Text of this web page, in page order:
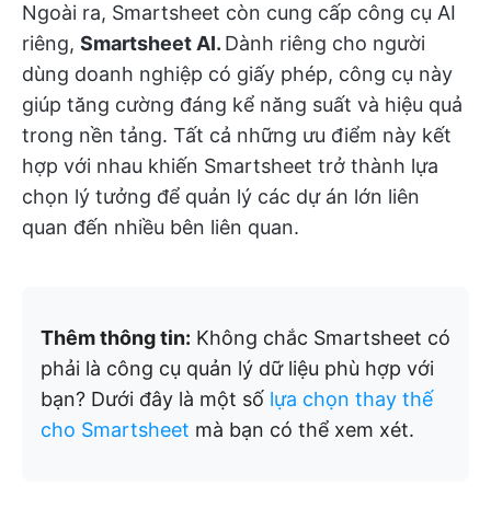
Ngoài ra, Smartsheet còn cung cấp công cụ AI
riêng, Smartsheet AI. Dành riêng cho người
dùng doanh nghiệp có giấy phép, công cụ này
giúp tăng cường đáng kể năng suất và hiệu quả
trong nền tảng. Tất cả những ưu điểm này kết
hợp với nhau khiến Smartsheet trở thành lựa
chọn lý tưởng để quản lý các dự án lớn liên
quan đến nhiều bên liên quan.
Thêm thông tin: Không chắc Smartsheet có
phải là công cụ quản lý dữ liệu phù hợp với
bạn? Dưới đây là một số lựa chọn thay thế
cho Smartsheet mà bạn có thể xem xét.